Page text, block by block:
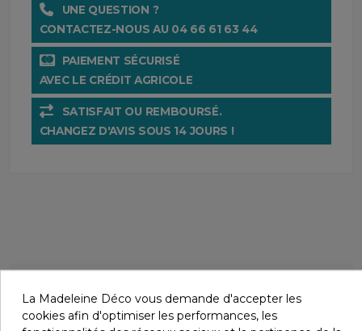
UNE QUESTION ?
CONTACTEZ-NOUS AU 04 66 61 63 44
PAIEMENT SÉCURISÉ
AVEC LE CRÉDIT AGRICOLE
SATISFAIT OU REMBOURSÉ.
CHANGEZ D'AVIS SOUS 14 JOURS !
Description
La Madeleine Déco vous demande d'accepter les
cookies afin d'optimiser les performances, les